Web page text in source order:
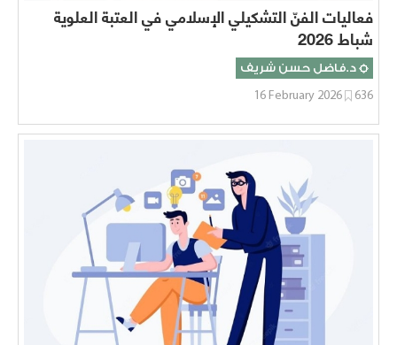
فعاليات الفنّ التشكيلي الإسلامي في العتبة العلوية
شباط 2026
د.فاضل حسن شريف
636
16 February 2026